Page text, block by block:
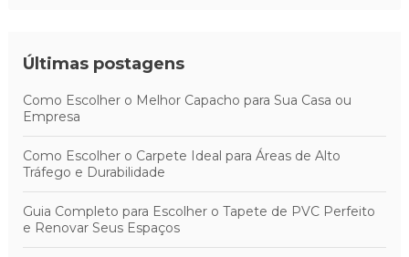
Últimas postagens
Como Escolher o Melhor Capacho para Sua Casa ou
Empresa
Como Escolher o Carpete Ideal para Áreas de Alto
Tráfego e Durabilidade
Guia Completo para Escolher o Tapete de PVC Perfeito
e Renovar Seus Espaços